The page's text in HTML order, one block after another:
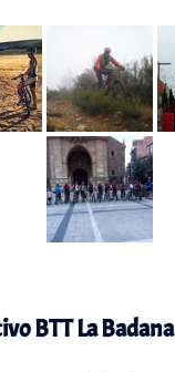
BTT La Badana